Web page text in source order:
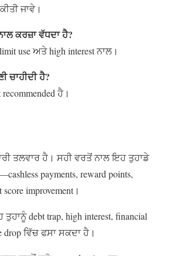
ਜਾਵੇ।
ਕਰਜ਼ਾ ਵੱਧਦਾ ਹੈ?
use ਅਤੇ high interest ਨਾਲ।
ਚਾਹੀਦੀ ਹੈ?
ਹੈ।
ਤਲਵਾਰ ਹੈ। ਸਹੀ ਵਰਤੋਂ ਨਾਲ ਇਹ ਤੁਹਾਡੇ
payments, reward points,
improvement।
debt trap, high interest, financial
drop ਵਿੱਚ ਫਸਾ ਸਕਦਾ ਹੈ।